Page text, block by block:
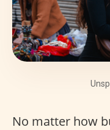
No matter how